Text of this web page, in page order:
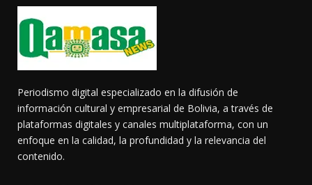
Periodismo digital especializado en la difusión de
información cultural y empresarial de Bolivia, a través de
plataformas digitales y canales multiplataforma, con un
enfoque en la calidad, la profundidad y la relevancia del
contenido.